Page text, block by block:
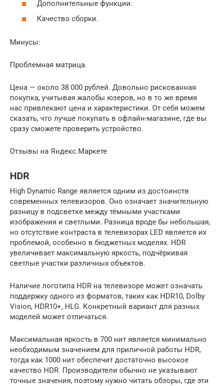
Дополнительные функции.
Качество сборки.
Минусы:
Проблемная матрица.
Цена — около 38 000 рублей. Довольно рискованная
покупка, учитывая жалобы юзеров, но в то же время
нас привлекают цена и характеристики. От себя можем
сказать, что лучше покупать в офлайн-магазине, где вы
сразу сможете проверить устройство.
Отзывы на Яндекс.Маркете
HDR
High Dynamic Range является одним из достоинств
современных телевизоров. Оно означает значительную
разницу в подсветке между тёмными участками
изображения и светлыми. Разница вроде бы небольшая,
но отсутствие контраста в телевизорах LED является их
проблемой, особенно в бюджетных моделях. HDR
увеличивает максимальную яркость, подчёркивая
светлые участки различных объектов.
Наличие логотипа HDR на телевизоре может означать
поддержку одного из форматов, таких как HDR10, Dolby
Vision, HDR10+, HLG. Конкретный вариант для разных
моделей может отличаться.
Максимальная яркость в 700 нит является минимально
необходимым значением для приличной работы HDR,
тогда как 1000 нит обеспечит достаточно высокое
качество HDR. Производители обычно не указывают
точные значения, поэтому нужно читать обзоры, где эти